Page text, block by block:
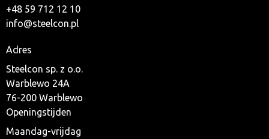
+48 59 712 12 10
info@steelcon.pl
Adres
Steelcon sp. z o.o.
Warblewo 24A
76-200 Warblewo
Openingstijden
Maandag-vrijdag